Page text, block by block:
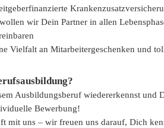
wir Dein Partner in allen
Vielfalt an Mitarbeitergeschenken und
Ausbildungsberuf wiedererkennst und
Bewerbung!
mit uns – wir freuen uns darauf, Dich